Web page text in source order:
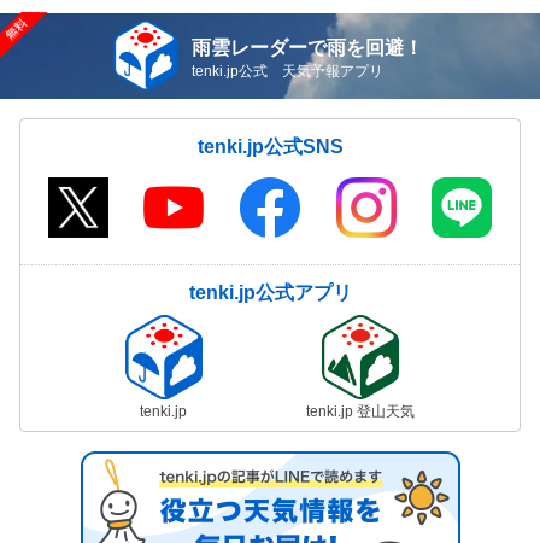
雨雲レーダーで雨を回避！
tenki.jp公式 天気予報アプリ
tenki.jp公式SNS
tenki.jp公式アプリ
tenki.jp tenki.jp 登山天気